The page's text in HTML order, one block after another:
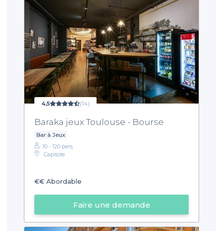
4,5 (14)
Baraka jeux Toulouse - Bourse
Bar à Jeux
10 - 120 pers.
Capitole
€€ Abordable
Faire une demande